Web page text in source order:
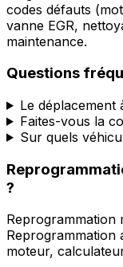
codes défauts
vanne EGR,
maintenance.
Questions
Le déplacement
Faites-vous la
Sur quels
?
Reprogrammation
Reprogrammation
moteur,